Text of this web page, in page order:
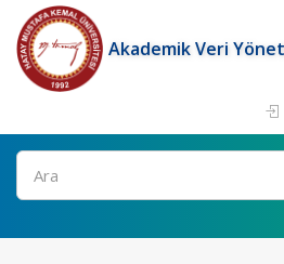
Akademik Veri
Ara